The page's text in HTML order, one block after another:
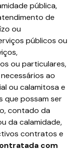
pública,
de
ou
públicos ou
ou particulares,
ao
ou calamitosa e
que possam ser
contado da
da calamidade,
contratos e
com